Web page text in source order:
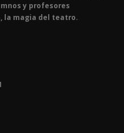
y profesores
la magia del teatro.